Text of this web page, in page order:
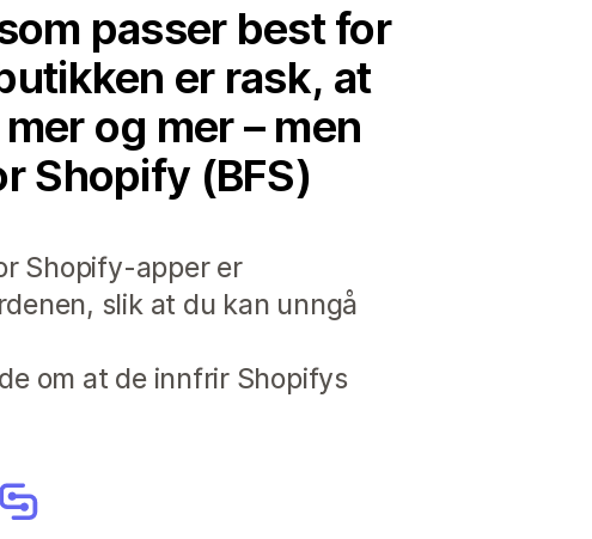
passer best for
er rask, at
og mer – men
Shopify (BFS)
Shopify-apper er
slik at du kan unngå
om at de innfrir Shopifys